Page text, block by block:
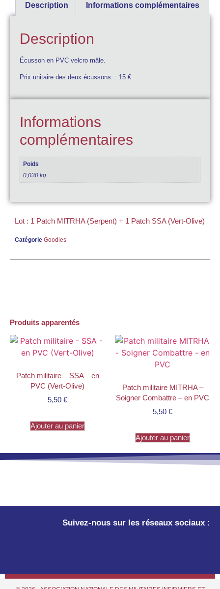
Description Informations complémentaires
Description
Écusson en PVC velcro mâle.
Prix unitaire des deux écussons. : 15 €
Informations
complémentaires
Poids
0,030 kg
Lot : 1 Patch MITRHA (Serpent) + 1 Patch SSA (vert-Olive)
Catégorie Goodies
Produits apparentés
Patch militaire – SSA – en
PVC (Vert-Olive)
5,50 €
Ajouter au panier
Patch militaire MITRHA –
Soigner Combattre – en PVC
5,50 €
Ajouter au panier
Suivez-nous sur les réseaux sociaux :